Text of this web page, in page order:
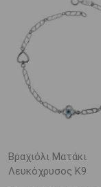
Βραχιόλι Ματάκι
Λευκόχρυσος Κ9